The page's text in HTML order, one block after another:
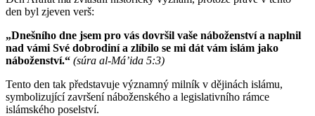
den byl zjeven verš:
„Dnešního dne jsem pro vás dovršil vaše náboženství a naplnil
nad vámi Své dobrodiní a zlíbilo se mi dát vám islám jako
náboženství.“ (súra al-Má’ida 5:3)
Tento den tak představuje významný milník v dějinách islámu,
symbolizující završení náboženského a legislativního rámce
islámského poselství.